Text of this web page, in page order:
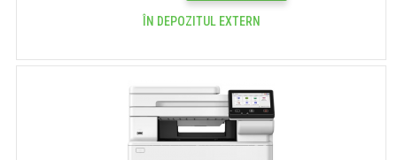
ÎN DEPOZITUL EXTERN